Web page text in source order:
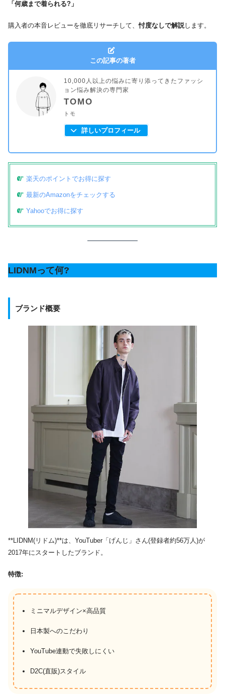
「何歳まで着られる?」
購入者の本音レビューを徹底リサーチして、忖度なしで解説します。
この記事の著者
10,000人以上の悩みに寄り添ってきたファッシ
ョン悩み解決の専門家
TOMO
トモ
詳しいプロフィール
楽天のポイントでお得に探す
最新のAmazonをチェックする
Yahooでお得に探す
LIDNMって何?
ブランド概要
**LIDNM(リドム)**は、YouTuber「げんじ」さん(登録者約56万人)が
2017年にスタートしたブランド。
特徴:
ミニマルデザイン×高品質
日本製へのこだわり
YouTube連動で失敗しにくい
D2C(直販)スタイル